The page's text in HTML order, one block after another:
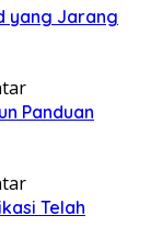
yang Jarang
Panduan
Telah